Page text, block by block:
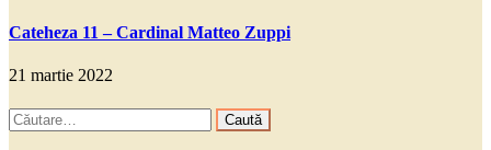
Cateheza 11 – Cardinal Matteo Zuppi
21 martie 2022
Caută
după: